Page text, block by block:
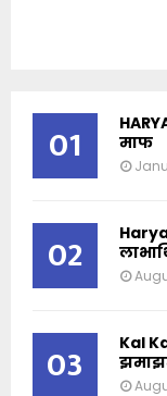
01
माफ
02
03
Kal